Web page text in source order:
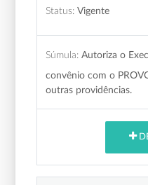
Status: Vigente
Súmula: Autoriza o
convênio com o
outras providências.